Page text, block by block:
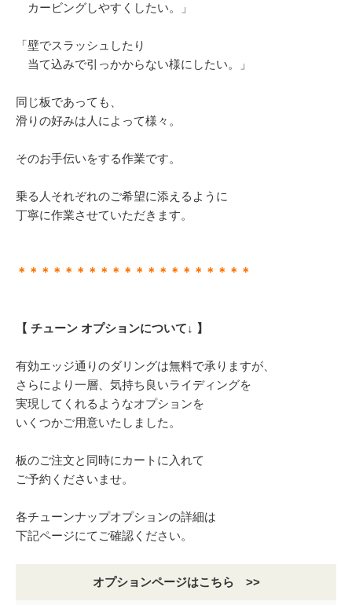
カービングしやすくしたい。」
「壁でスラッシュしたり
当て込みで引っかからない様にしたい。」
同じ板であっても、
滑りの好みは人によって様々。
そのお手伝いをする作業です。
乗る人それぞれのご希望に添えるように
丁寧に作業させていただきます。
＊＊＊＊＊＊＊＊＊＊＊＊＊＊＊＊＊＊＊＊
【 チューン オプションについて↓ 】
有効エッジ通りのダリングは無料で承りますが、
さらにより一層、気持ち良いライディングを
実現してくれるようなオプションを
いくつかご用意いたしました。
板のご注文と同時にカートに入れて
ご予約くださいませ。
各チューンナップオプションの詳細は
下記ページにてご確認ください。
オプションページはこちら >>